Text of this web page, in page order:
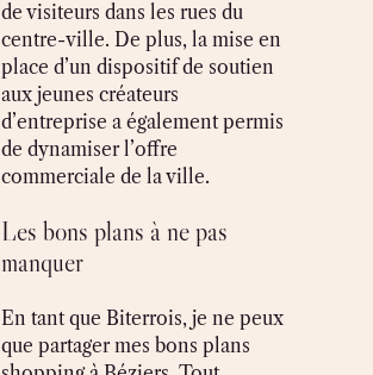
de visiteurs dans les rues du
centre-ville. De plus, la mise en
place d’un dispositif de soutien
aux jeunes créateurs
d’entreprise a également permis
de dynamiser l’offre
commerciale de la ville.
Les bons plans à ne pas
manquer
En tant que Biterrois, je ne peux
que partager mes bons plans